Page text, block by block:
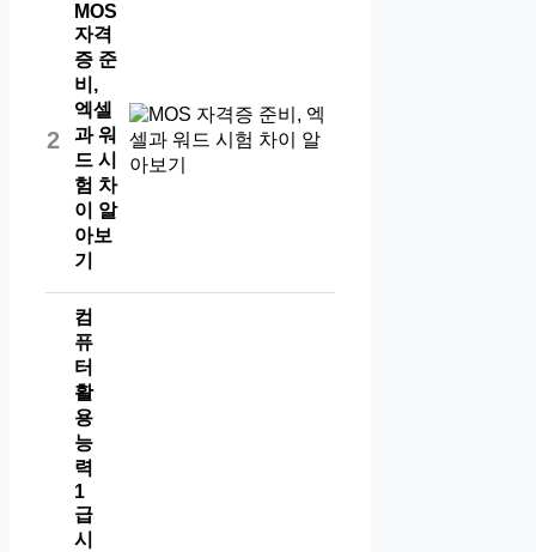
2
MOS
자격
증 준
비,
엑셀
과 워
드 시
험 차
이 알
아보
기
컴
퓨
터
활
용
능
력
1
급
시